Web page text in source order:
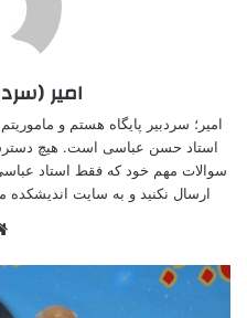
امیر
امیر؛ سردبیر پایگاه هستم و
استاد حسن عباسی است. هیچ
سوالات مهم خود که فقط استاد
ارسال نکنید و به سایت اندیشکده